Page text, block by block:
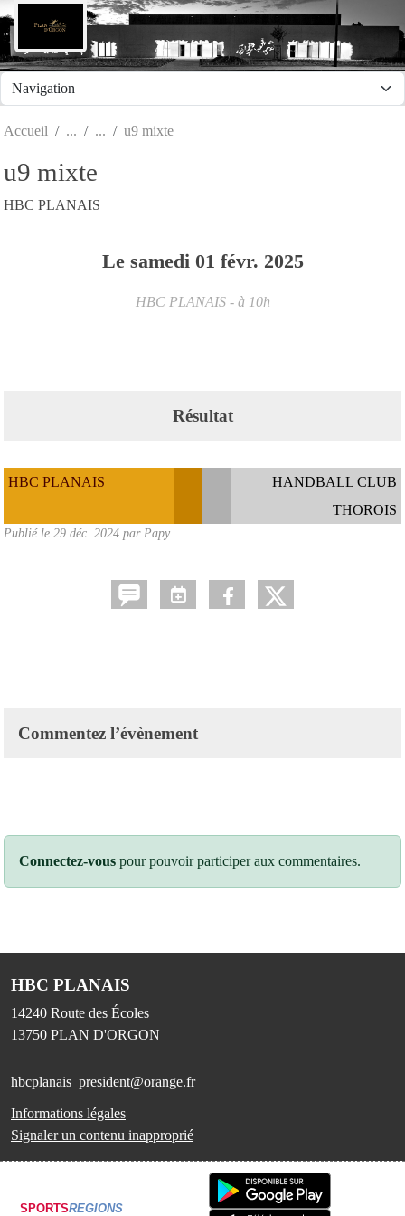
Accueil u9 mixte
u9 mixte
HBC PLANAIS
Le samedi 01 févr. 2025
HBC PLANAIS - à 10h
Résultat
HBC PLANAIS
HANDBALL CLUB
THOROIS
Publié le 29 déc. 2024 par Papy
Commentez l’évènement
Connectez-vous pour pouvoir participer aux commentaires.
HBC PLANAIS
14240 Route des Écoles
13750 PLAN D'ORGON
hbcplanais_president@orange.fr
Informations légales
Signaler un contenu inapproprié
SPORTSREGIONS
Panneau de gestion des cookies